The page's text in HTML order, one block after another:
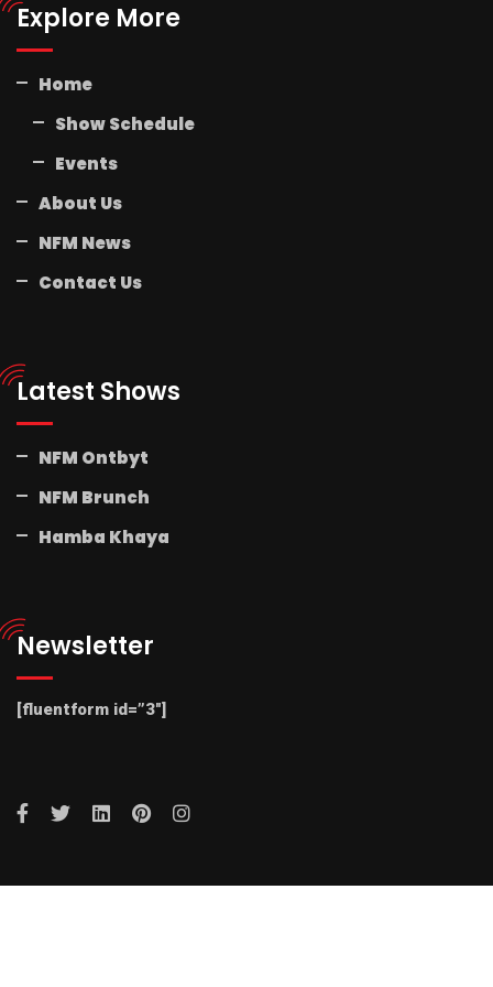
Explore More
Home
Show Schedule
Events
About Us
NFM News
Contact Us
Latest Shows
NFM Ontbyt
NFM Brunch
Hamba Khaya
Newsletter
[fluentform id=”3″]